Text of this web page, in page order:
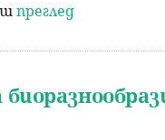
преглед